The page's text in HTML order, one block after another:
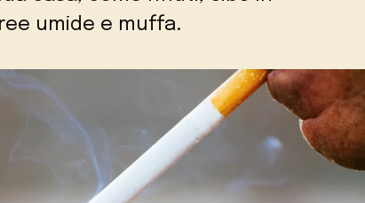
umide e muffa.